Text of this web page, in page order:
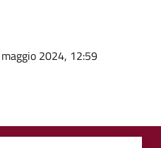
2024, 12:59